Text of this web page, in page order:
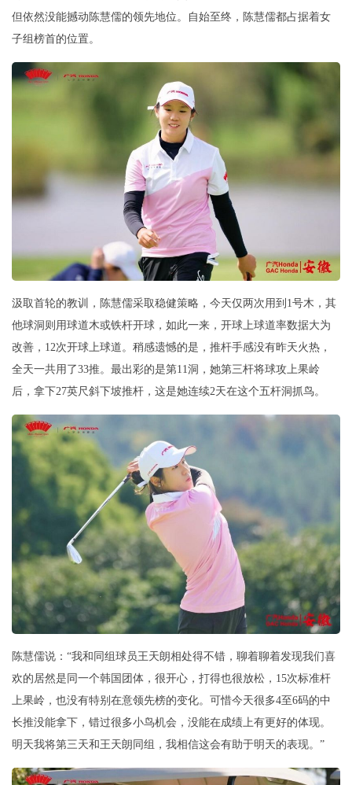
但依然没能撼动陈慧儒的领先地位。自始至终，陈慧儒都占据着女
子组榜首的位置。
汲取首轮的教训，陈慧儒采取稳健策略，今天仅两次用到1号木，其
他球洞则用球道木或铁杆开球，如此一来，开球上球道率数据大为
改善，12次开球上球道。稍感遗憾的是，推杆手感没有昨天火热，
全天一共用了33推。最出彩的是第11洞，她第三杆将球攻上果岭
后，拿下27英尺斜下坡推杆，这是她连续2天在这个五杆洞抓鸟。
陈慧儒说：“我和同组球员王天朗相处得不错，聊着聊着发现我们喜
欢的居然是同一个韩国团体，很开心，打得也很放松，15次标准杆
上果岭，也没有特别在意领先榜的变化。可惜今天很多4至6码的中
长推没能拿下，错过很多小鸟机会，没能在成绩上有更好的体现。
明天我将第三天和王天朗同组，我相信这会有助于明天的表现。”